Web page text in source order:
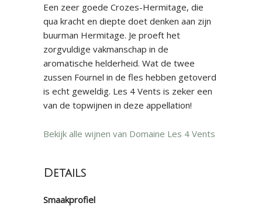
Een zeer goede Crozes-Hermitage, die
qua kracht en diepte doet denken aan zijn
buurman Hermitage. Je proeft het
zorgvuldige vakmanschap in de
aromatische helderheid. Wat de twee
zussen Fournel in de fles hebben getoverd
is echt geweldig. Les 4 Vents is zeker een
van de topwijnen in deze appellation!
Bekijk alle wijnen van Domaine Les 4 Vents
Details
Smaakprofiel